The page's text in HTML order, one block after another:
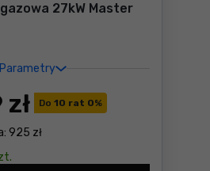
27kW Master
Parametry
Do 10 rat 0%
925 zł